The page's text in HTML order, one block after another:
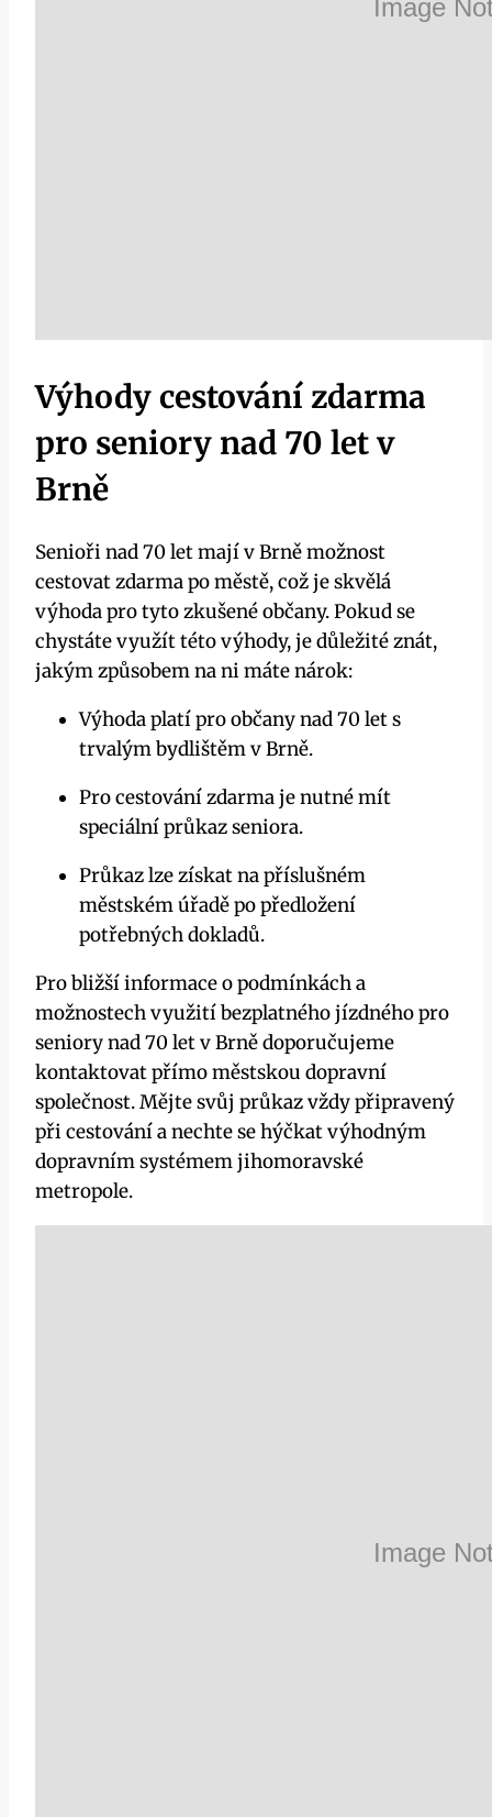
Výhody cestování zdarma
pro seniory nad 70 let v
Brně
Senioři nad 70 let mají v Brně možnost
cestovat zdarma po městě, což je skvělá
výhoda pro tyto zkušené občany. Pokud se
chystáte využít této výhody, je důležité znát,
jakým způsobem na ni máte nárok:
Výhoda platí pro občany nad 70 let s
trvalým bydlištěm v Brně.
Pro cestování zdarma je nutné mít
speciální průkaz seniora.
Průkaz lze získat na příslušném
městském úřadě po předložení
potřebných dokladů.
Pro bližší informace o podmínkách a
možnostech využití bezplatného jízdného pro
seniory nad 70 let v Brně doporučujeme
kontaktovat přímo městskou dopravní
společnost. Mějte svůj průkaz vždy připravený
při cestování a nechte se hýčkat výhodným
dopravním systémem jihomoravské
metropole.